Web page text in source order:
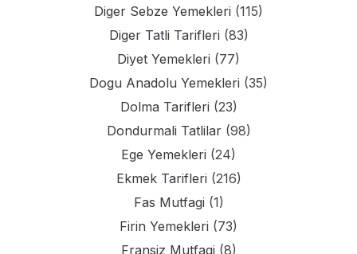
Diger Sebze Yemekleri (115)
Diger Tatli Tarifleri (83)
Diyet Yemekleri (77)
Dogu Anadolu Yemekleri (35)
Dolma Tarifleri (23)
Dondurmali Tatlilar(98)
Ege Yemekleri (24)
Ekmek Tarifleri (216)
Fas Mutfagi (1)
Firin Yemekleri (73)
Fransiz Mutfagi (8)